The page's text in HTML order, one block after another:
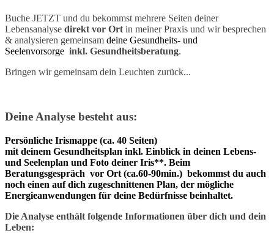
Buche JETZT und du bekommst mehrere Seiten deiner
Lebensanalyse direktvor Ortin meiner Praxis und wir besprechen
& analysieren gemeinsam deine Gesundheits- und
Seelenvorsorge inkl. Gesundheitsberatung.
Bringen wir gemeinsam dein Leuchten zurück...
Deine Analyse besteht aus:
Persönliche Irismappe (ca. 40 Seiten)
mit deinem Gesundheitsplan inkl. Einblick in deinen Lebens-
und Seelenplan und Foto deiner Iris**. Beim
Beratungsgespräch vor Ort (ca.60-90min.) bekommst du auch
noch einen auf dich zugeschnittenen Plan, der mögliche
Energieanwendungen für deine Bedürfnisse beinhaltet.
Die Analyse enthält folgende Informationen über dich und dein
Leben: